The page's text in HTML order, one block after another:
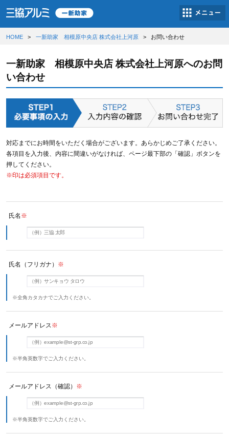
HOME 一新助家 相模原中央店 株式会社上河原 お問い合わせ
一新助家 相模原中央店 株式会社上河原へのお問
い合わせ
対応までにお時間をいただく場合がございます。あらかじめご了承ください。
各項目を入力後、内容に間違いがなければ、ページ最下部の「確認」ボタンを
押してください。
※印は必須項目です。
氏名 ※
氏名（フリガナ） ※
※全角カタカナでご入力ください。
メールアドレス※
※半角英数字でご入力ください。
メールアドレス（確認） ※
※半角英数字でご入力ください。